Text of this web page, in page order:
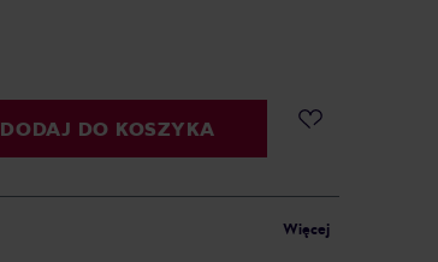
DODAJ DO KOSZYKA
Więcej